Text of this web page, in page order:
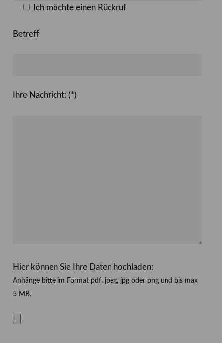
Ich möchte einen Rückruf
Betreff
Ihre Nachricht: (*)
Hier können Sie Ihre Daten hochladen:
Anhänge bitte im Format pdf, jpeg, jpg oder png und bis max
5 MB.